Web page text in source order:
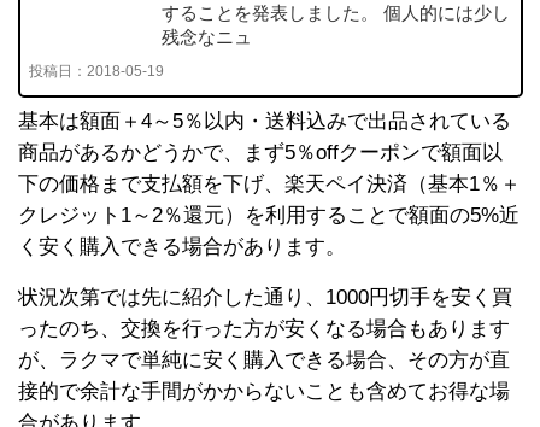
することを発表しました。 個人的には少し
残念なニュ
投稿日： 2018-05-19
基本は額面＋4～5％以内・送料込みで出品されている
商品があるかどうかで、まず5％offクーポンで額面以
下の価格まで支払額を下げ、楽天ペイ決済（基本1％＋
クレジット1～2％還元）を利用することで額面の5%近
く安く購入できる場合があります。
状況次第では先に紹介した通り、1000円切手を安く買
ったのち、交換を行った方が安くなる場合もあります
が、ラクマで単純に安く購入できる場合、その方が直
接的で余計な手間がかからないことも含めてお得な場